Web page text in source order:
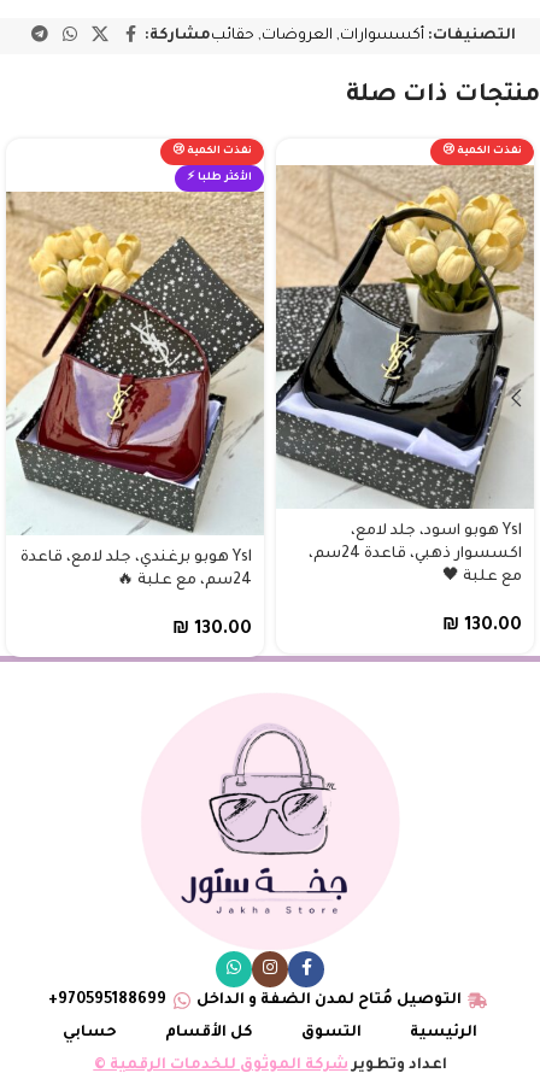
التصنيفات: أكسسوارات, العروضات, حقائبمشاركة:
منتجات ذات صلة
نفذت الكمية 😢
Ysl هوبو اسود، جلد لامع،
اكسسوار ذهبي، قاعدة 24سم،
مع علبة 🖤
₪ 130.00
نفذت الكمية 😢
الأكثر طلبا ⚡
Ysl هوبو برغندي، جلد لامع، قاعدة
24سم، مع علبة 🔥
₪ 130.00
التوصيل مُتاح لمدن الضفة و الداخل
970595188699+
الرئيسية
التسوق كل الأقسام
حسابي
اعداد وتطويرشركة الموثوق للخدمات الرقمية ©